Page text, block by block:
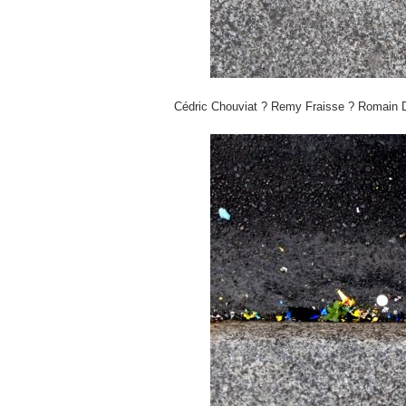
Cédric Chouviat ? Remy Fraisse ? Romain